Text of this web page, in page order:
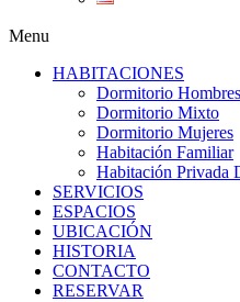
Menu
HABITACIONES
Dormitorio Hombres
Dormitorio Mixto
Dormitorio Mujeres
Habitación Familiar
Habitación Privada
SERVICIOS
ESPACIOS
UBICACIÓN​
HISTORIA
CONTACTO
RESERVAR